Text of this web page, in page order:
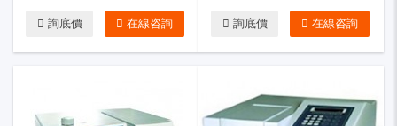
詢底價 在線咨詢 詢底價 在線咨詢